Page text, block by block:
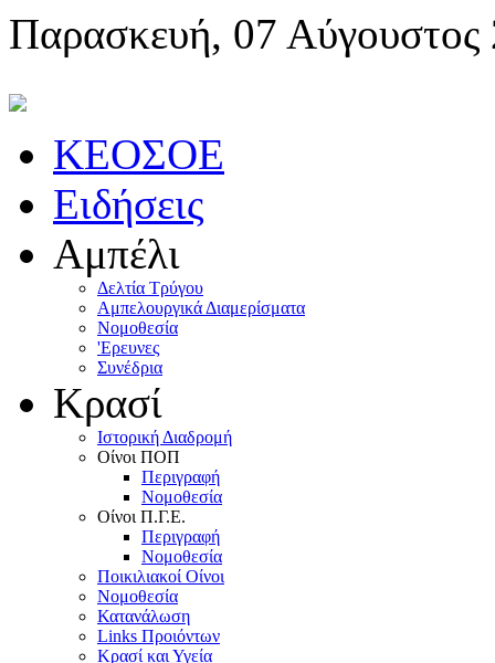
Παρασκευή, 07 Αύγουστος
KEOΣOE
Ειδήσεις
Αμπέλι
Δελτία Τρύγου
Αμπελουργικά Διαμερίσματα
Nομοθεσία
'Eρευνες
Συνέδρια
Κρασί
Iστορική Διαδρομή
Oίνοι ΠOΠ
Περιγραφή
Nομοθεσία
Oίνοι Π.Γ.E.
Περιγραφή
Νομοθεσία
Ποικιλιακοί Oίνοι
Nομοθεσία
Κατανάλωση
Links Προιόντων
Κρασί και Υγεία